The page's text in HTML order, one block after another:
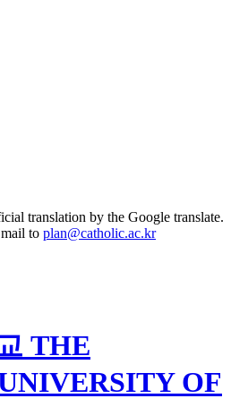
translation by the Google translate.
to plan@catholic.ac.kr